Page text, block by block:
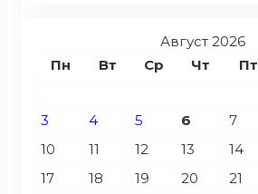
Август 2026
Пн
Вт Ср Чт Пт
3
4 5 6 7
10
11 12 13 14
17
18 19 20 21